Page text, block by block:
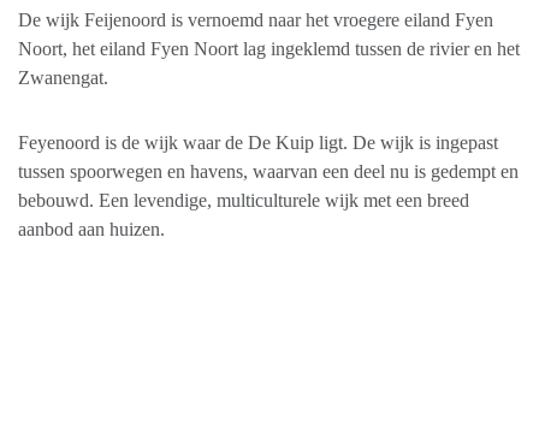
De wijk Feijenoord is vernoemd naar het vroegere eiland Fyen
Noort, het eiland Fyen Noort lag ingeklemd tussen de rivier en het
Zwanengat.
Feyenoord is de wijk waar de De Kuip ligt. De wijk is ingepast
tussen spoorwegen en havens, waarvan een deel nu is gedempt en
bebouwd. Een levendige, multiculturele wijk met een breed
aanbod aan huizen.